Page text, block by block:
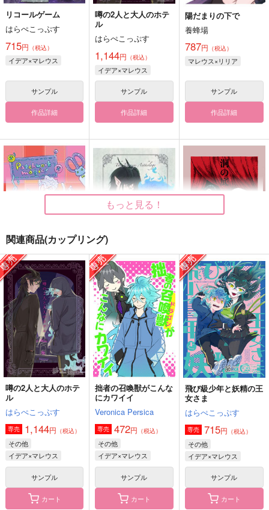
リコールゲーム
はらぺこっぷす
715円 （税込）
イデア×マレウス
サンプル
作品詳細
噂の2人と大人のホテ
ル
はらぺこっぷす
1,144円 （税込）
イデア×マレウス
サンプル
作品詳細
陽だまりの下で
養蜂場
787円 （税込）
マレウス×リリア
サンプル
作品詳細
Patchwork magic！
ざらめのお城
572円 （税込）
イデア×アズール
サンプル
作品詳細
Bon Voyage!
四季書房
3,929円（税込）
マレウス×イデア
サンプル
作品詳細
洞の底
犬小屋
944円（税込）
マレウス×イデア
サンプル
作品詳細
もっと見る！
関連商品(カップリング)
噂の2人と大人のホテ
ル
はらぺこっぷす
専売 1,144円 （税込）
その他
イデア×マレウス
サンプル
カート
拙者の召喚獣がこんな
にカワイイ
Veronica Persica
専売 472円 （税込）
その他
イデア×マレウス
サンプル
カート
飛び級少年と妖精の王
女さま
はらぺこっぷす
専売 715円 （税込）
その他
イデア×マレウス
サンプル
カート